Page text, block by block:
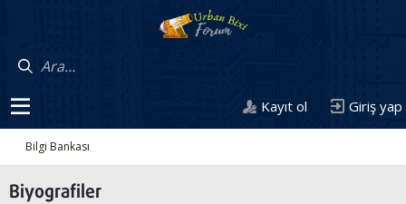
Kayıt ol Giriş yap
Bilgi Bankası
Biyografiler